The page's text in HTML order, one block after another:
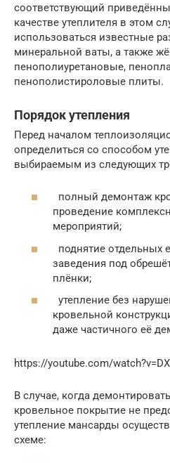
соответствующий
качестве утеплителя в этом
использоваться известные
минеральной ваты, а также
пенополиуретановые,
пенополистироловые плиты.
Порядок утепления
Перед началом
определиться со способом
выбираемым из следующих
полный демонтаж
проведение
мероприятий;
поднятие отдельных
заведения под
плёнки;
утепление без
кровельной
даже частичного её
https://youtube.com/
В случае, когда
кровельное покрытие не
утепление мансарды
схеме: